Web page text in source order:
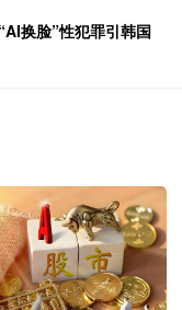
换脸”性犯罪引韩国